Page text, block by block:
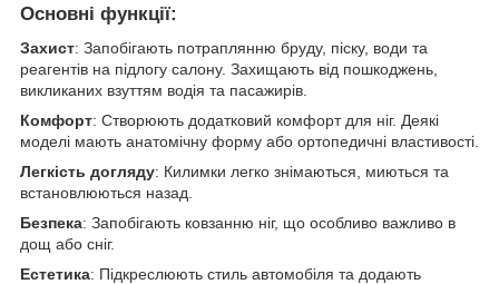
Основні функції:
Захист: Запобігають потраплянню бруду, піску, води та
реагентів на підлогу салону. Захищають від пошкоджень,
викликаних взуттям водія та пасажирів.
Комфорт: Створюють додатковий комфорт для ніг. Деякі
моделі мають анатомічну форму або ортопедичні властивості.
Легкість догляду: Килимки легко знімаються, миються та
встановлюються назад.
Безпека: Запобігають ковзанню ніг, що особливо важливо в
дощ або сніг.
Естетика: Підкреслюють стиль автомобіля та додають